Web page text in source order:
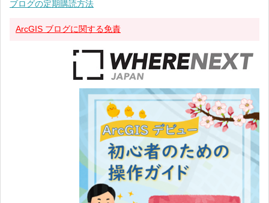
ブログの定期購読方法
ArcGIS ブログに関する免責